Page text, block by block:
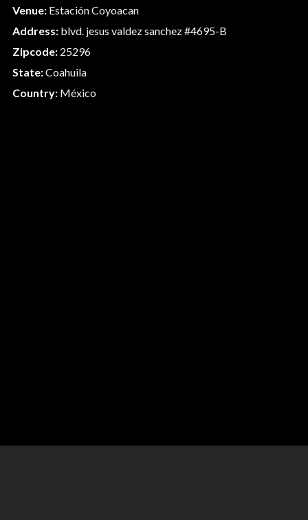
Venue:Estación Coyoacan
Address:blvd. jesus valdez sanchez #4695-B
Zipcode:25296
State:Coahuila
Country:México